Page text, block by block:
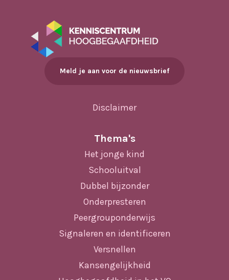
Meld je aan voor de nieuwsbrief
Disclaimer
Thema's
Het jonge kind
Schooluitval
Dubbel bijzonder
Onderpresteren
Peergrouponderwijs
Signaleren en identificeren
Versnellen
Kansengelijkheid